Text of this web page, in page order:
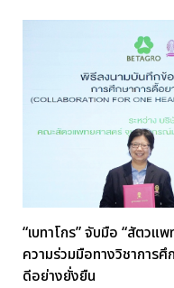
“เบทาโกร” จับมือ “สัตวแ
ความร่วมมือทางวิชาการ
ดีอย่างยั่งยืน